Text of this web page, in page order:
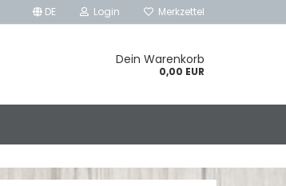
DE Login Merkzettel
Dein Warenkorb
0,00 EUR